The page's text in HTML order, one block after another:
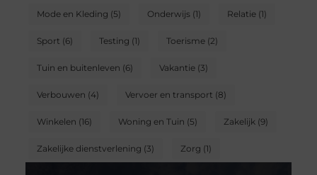
Mode en Kleding (5) Onderwijs(1) Relatie(1)
Sport (6) Testing (1) Toerisme(2)
Tuin en buitenleven (6) Vakantie(3)
Verbouwen (4) Vervoer en transport (8)
Winkelen (16) Woning en Tuin (5) Zakelijk(9)
Zakelijke dienstverlening (3) Zorg (1)